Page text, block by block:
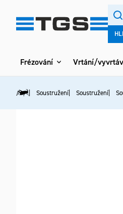
obsah
Frézování Vrtání/
Domů Soustružení Soustružení